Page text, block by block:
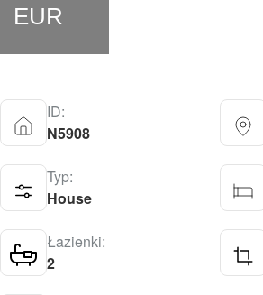
EUR
ID:
N5908
Typ:
House
Łazienki:
2